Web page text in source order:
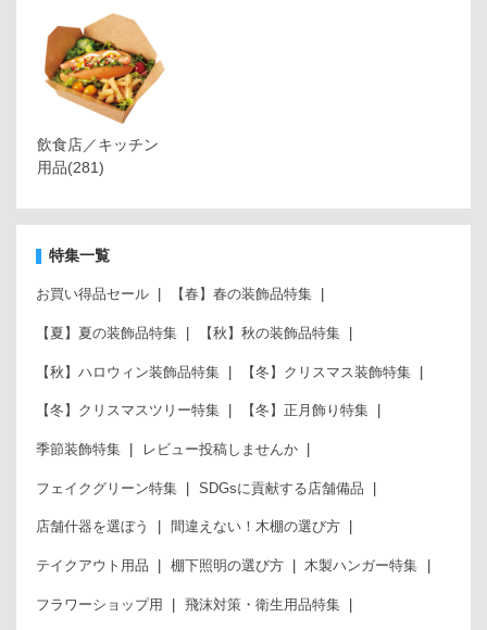
飲食店／キッチン
用品(281)
特集一覧
お買い得品セール 【春】春の装飾品特集
【夏】夏の装飾品特集 【秋】秋の装飾品特集
【秋】ハロウィン装飾品特集 【冬】クリスマス装飾特集
【冬】クリスマスツリー特集 【冬】正月飾り特集
季節装飾特集 レビュー投稿しませんか
フェイクグリーン特集 SDGsに貢献する店舗備品
店舗什器を選ぼう 間違えない！木棚の選び方
テイクアウト用品 棚下照明の選び方 木製ハンガー特集
フラワーショップ用 飛沫対策・衛生用品特集